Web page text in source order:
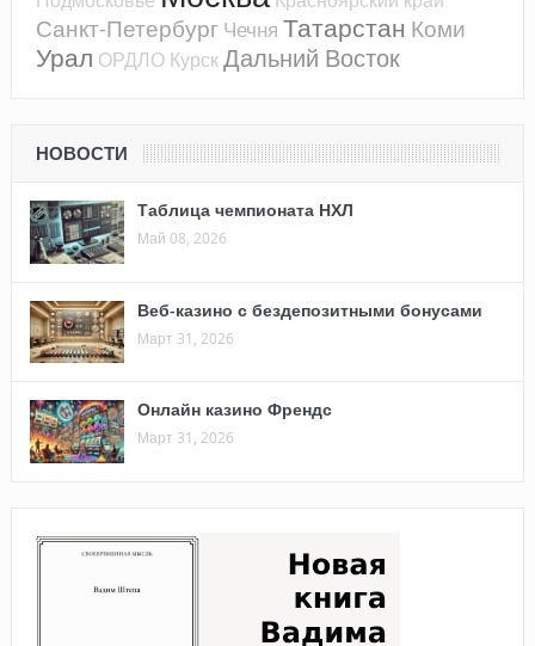
Санкт-Петербург Чечня Татарстан Коми
Урал ОРДЛО КурскДальний Восток
НОВОСТИ
Таблица чемпионата НХЛ
Май 08, 2026
Веб-казино с бездепозитными бонусами
Март 31, 2026
Онлайн казино Френдс
Март 31, 2026